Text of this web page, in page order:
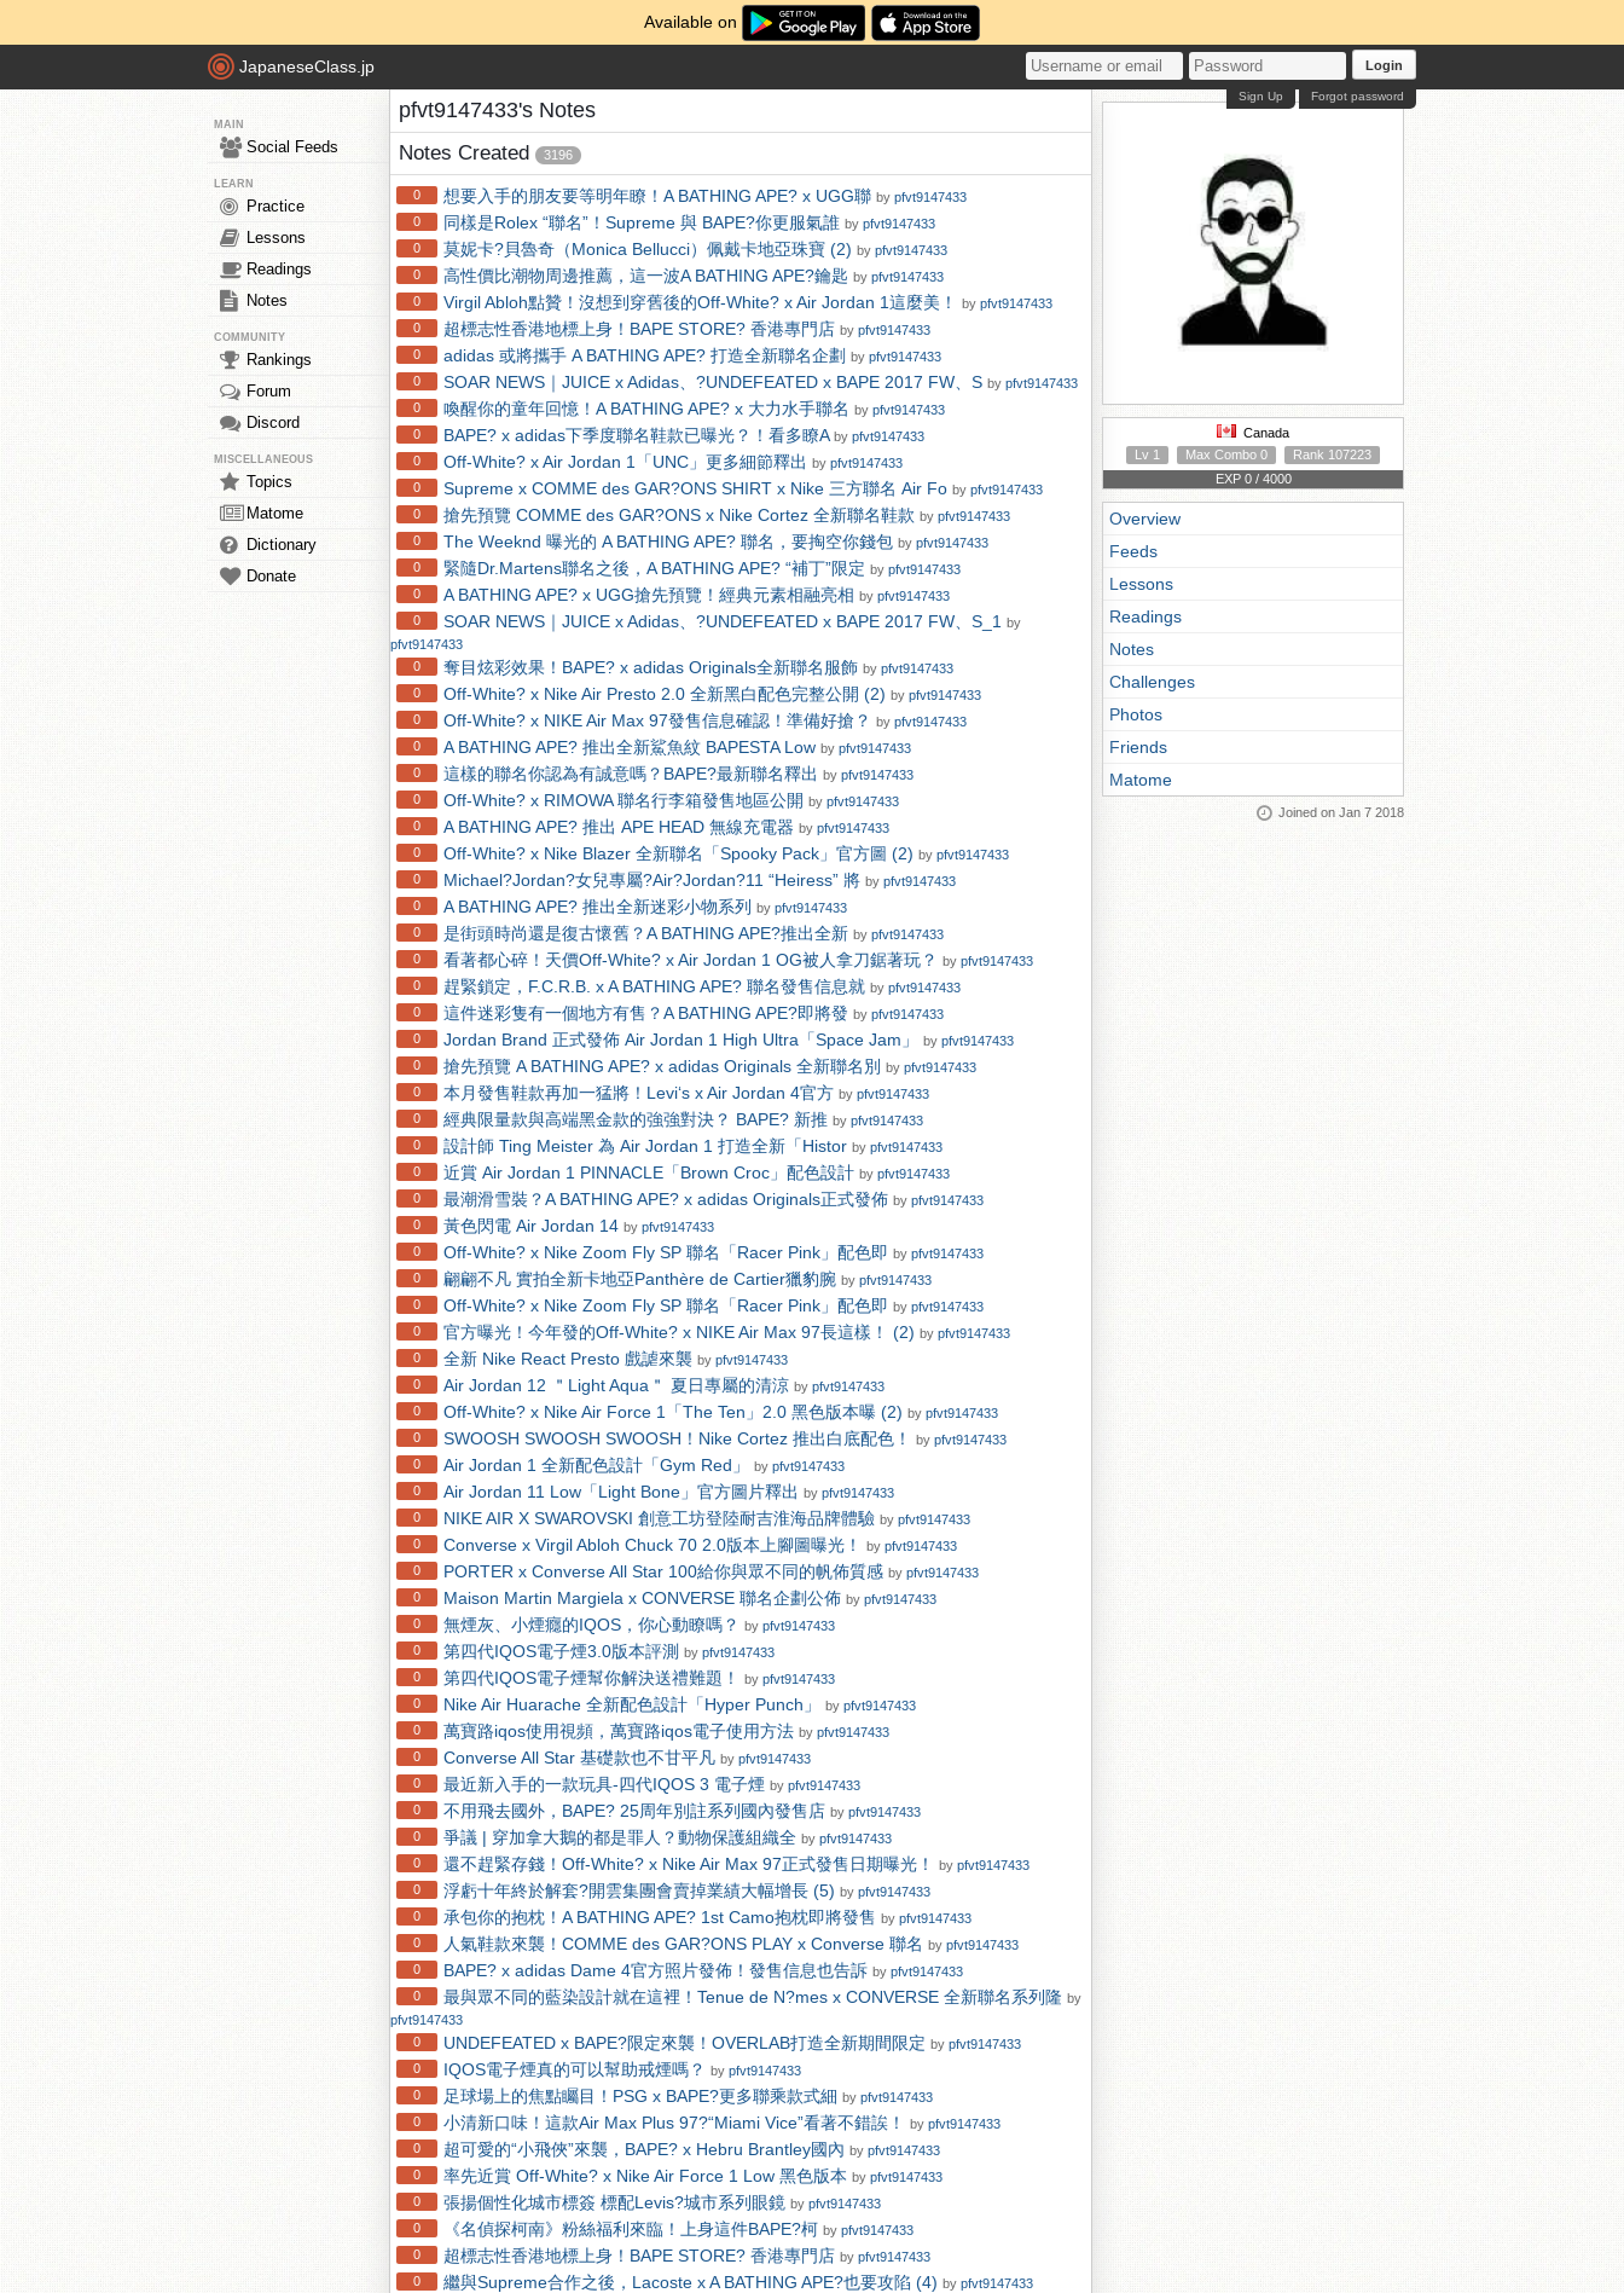
Available on
JapaneseClass.jp Login
Forgot password
Sign Up
MAIN
Social Feeds
LEARN
Practice
Lessons
Readings
Notes
COMMUNITY
Rankings
Forum
Discord
MISCELLANEOUS
Topics
Matome
Dictionary
Donate
pfvt9147433's Notes
Notes Created 3196
0 想要入手的朋友要等明年瞭！A BATHING APE? x UGG聯 by pfvt9147433
0
同樣是Rolex “聯名”！Supreme 與 BAPE?你更服氣誰 by pfvt9147433
0
莫妮卡?貝魯奇（Monica Bellucci）佩戴卡地亞珠寶 (2) by pfvt9147433
0
高性價比潮物周邊推薦，這一波A BATHING APE?鑰匙 by pfvt9147433
0
Virgil Abloh點贊！沒想到穿舊後的Off-White? x Air Jordan 1這麼美！ by pfvt9147433
0
超標志性香港地標上身！BAPE STORE? 香港專門店 by pfvt9147433
0
adidas 或將攜手 A BATHING APE? 打造全新聯名企劃 by pfvt9147433
0
SOAR NEWS｜JUICE x Adidas、?UNDEFEATED x BAPE 2017 FW、S by pfvt9147433
0
喚醒你的童年回憶！A BATHING APE? x 大力水手聯名 by pfvt9147433
0
BAPE? x adidas下季度聯名鞋款已曝光？！看多瞭A by pfvt9147433
0
Off-White? x Air Jordan 1「UNC」更多細節釋出 by pfvt9147433
0
Supreme x COMME des GAR?ONS SHIRT x Nike 三方聯名 Air Fo by pfvt9147433
0
搶先預覽 COMME des GAR?ONS x Nike Cortez 全新聯名鞋款 by pfvt9147433
0
The Weeknd 曝光的 A BATHING APE? 聯名，要掏空你錢包 by pfvt9147433
0
緊隨Dr.Martens聯名之後，A BATHING APE? “補丁”限定 by pfvt9147433
0
A BATHING APE? x UGG搶先預覽！經典元素相融亮相 by pfvt9147433
0
SOAR NEWS｜JUICE x Adidas、?UNDEFEATED x BAPE 2017 FW、S_1 by
pfvt9147433
0
奪目炫彩效果！BAPE? x adidas Originals全新聯名服飾 by pfvt9147433
0
Off-White? x Nike Air Presto 2.0 全新黑白配色完整公開 (2) by pfvt9147433
0
Off-White? x NIKE Air Max 97發售信息確認！準備好搶？ by pfvt9147433
0
A BATHING APE? 推出全新鯊魚紋 BAPESTA Low by pfvt9147433
0
這樣的聯名你認為有誠意嗎？BAPE?最新聯名釋出 by pfvt9147433
0
Off-White? x RIMOWA 聯名行李箱發售地區公開 by pfvt9147433
0
A BATHING APE? 推出 APE HEAD 無線充電器 by pfvt9147433
0
Off-White? x Nike Blazer 全新聯名「Spooky Pack」官方圖 (2) by pfvt9147433
0
Michael?Jordan?女兒專屬?Air?Jordan?11 “Heiress” 將 by pfvt9147433
0
A BATHING APE? 推出全新迷彩小物系列 by pfvt9147433
0
是街頭時尚還是復古懷舊？A BATHING APE?推出全新 by pfvt9147433
0
看著都心碎！天價Off-White? x Air Jordan 1 OG被人拿刀鋸著玩？ by pfvt9147433
0
趕緊鎖定，F.C.R.B. x A BATHING APE? 聯名發售信息就 by pfvt9147433
0
這件迷彩隻有一個地方有售？A BATHING APE?即將發 by pfvt9147433
0
Jordan Brand 正式發佈 Air Jordan 1 High Ultra「Space Jam」 by pfvt9147433
0
搶先預覽 A BATHING APE? x adidas Originals 全新聯名別 by pfvt9147433
0
本月發售鞋款再加一猛將！Levi‘s x Air Jordan 4官方 by pfvt9147433
0
經典限量款與高端黑金款的強強對決？ BAPE? 新推 by pfvt9147433
0
設計師 Ting Meister 為 Air Jordan 1 打造全新「Histor by pfvt9147433
0
近賞 Air Jordan 1 PINNACLE「Brown Croc」配色設計 by pfvt9147433
0
最潮滑雪裝？A BATHING APE? x adidas Originals正式發佈 by pfvt9147433
0
黃色閃電 Air Jordan 14 by pfvt9147433
0
Off-White? x Nike Zoom Fly SP 聯名「Racer Pink」配色即 by pfvt9147433
0
翩翩不凡 實拍全新卡地亞Panthère de Cartier獵豹腕 by pfvt9147433
0
Off-White? x Nike Zoom Fly SP 聯名「Racer Pink」配色即 by pfvt9147433
0
官方曝光！今年發的Off-White? x NIKE Air Max 97長這樣！ (2) by pfvt9147433
0
全新 Nike React Presto 戲謔來襲 by pfvt9147433
0
Air Jordan 12 ＂Light Aqua＂ 夏日專屬的清涼 by pfvt9147433
0
Off-White? x Nike Air Force 1「The Ten」2.0 黑色版本曝 (2) by pfvt9147433
0
SWOOSH SWOOSH SWOOSH！Nike Cortez 推出白底配色！ by pfvt9147433
0
Air Jordan 1 全新配色設計「Gym Red」 by pfvt9147433
0
Air Jordan 11 Low「Light Bone」官方圖片釋出 by pfvt9147433
0
NIKE AIR X SWAROVSKI 創意工坊登陸耐吉淮海品牌體驗 by pfvt9147433
0
Converse x Virgil Abloh Chuck 70 2.0版本上腳圖曝光！ by pfvt9147433
0
PORTER x Converse All Star 100給你與眾不同的帆佈質感 by pfvt9147433
0
Maison Martin Margiela x CONVERSE 聯名企劃公佈 by pfvt9147433
0
無煙灰、小煙癮的IQOS，你心動瞭嗎？ by pfvt9147433
0
第四代IQOS電子煙3.0版本評測 by pfvt9147433
0
第四代IQOS電子煙幫你解決送禮難題！ by pfvt9147433
0
Nike Air Huarache 全新配色設計「Hyper Punch」 by pfvt9147433
0
萬寶路iqos使用視頻，萬寶路iqos電子使用方法 by pfvt9147433
0
Converse All Star 基礎款也不甘平凡 by pfvt9147433
0
最近新入手的一款玩具-四代IQOS 3 電子煙 by pfvt9147433
0
不用飛去國外，BAPE? 25周年別註系列國內發售店 by pfvt9147433
0
爭議 | 穿加拿大鵝的都是罪人？動物保護組織全 by pfvt9147433
0
還不趕緊存錢！Off-White? x Nike Air Max 97正式發售日期曝光！ by pfvt9147433
0
浮虧十年終於解套?開雲集團會賣掉業績大幅增長 (5) by pfvt9147433
0
承包你的抱枕！A BATHING APE? 1st Camo抱枕即將發售 by pfvt9147433
0
人氣鞋款來襲！COMME des GAR?ONS PLAY x Converse 聯名 by pfvt9147433
0
BAPE? x adidas Dame 4官方照片發佈！發售信息也告訴 by pfvt9147433
0
最與眾不同的藍染設計就在這裡！Tenue de N?mes x CONVERSE 全新聯名系列隆 by
pfvt9147433
0
UNDEFEATED x BAPE?限定來襲！OVERLAB打造全新期間限定 by pfvt9147433
0
IQOS電子煙真的可以幫助戒煙嗎？ by pfvt9147433
0
足球場上的焦點矚目！PSG x BAPE?更多聯乘款式細 by pfvt9147433
0
小清新口味！這款Air Max Plus 97?“Miami Vice”看著不錯誒！ by pfvt9147433
0
超可愛的“小飛俠”來襲，BAPE? x Hebru Brantley國內 by pfvt9147433
0
率先近賞 Off-White? x Nike Air Force 1 Low 黑色版本 by pfvt9147433
0
張揚個性化城市標簽 標配Levis?城市系列眼鏡 by pfvt9147433
0
《名偵探柯南》粉絲福利來臨！上身這件BAPE?柯 by pfvt9147433
0
超標志性香港地標上身！BAPE STORE? 香港專門店 by pfvt9147433
0
繼與Supreme合作之後，Lacoste x A BATHING APE?也要攻陷 (4) by pfvt9147433
Canada
Lv 1
Max Combo 0
Rank 107223
EXP 0 / 4000
Overview
Feeds
Lessons
Readings
Notes
Challenges
Photos
Friends
Matome
Joined on Jan 7 2018